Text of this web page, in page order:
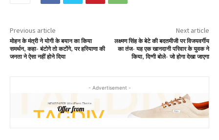
Previous article
मोहन के मंत्री ने योगी के बयान का किया
समर्थन, कहा- बंटोगे तो कटोंगे, पर हरियाणा की
जनता ने ऐसा नहीं होने दिया
Next article
लक्ष्मण सिंह के बेटे की बदतमीजी पर विजयवर्गीय
का तंज- यह एक खानदानी परिवार के युवक ने
किया, दिग्गी बोले- जो होगा देखा जाएगा
- Advertisement -